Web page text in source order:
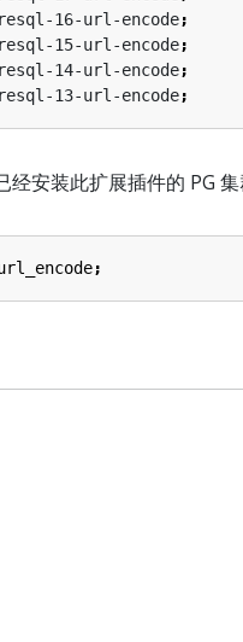
16-url-encode;
15-url-encode;
14-url-encode;
13-url-encode;
经安装此扩展插件的 PG
;